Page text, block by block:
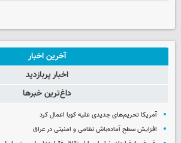
آخرین اخبار
اخبار پربازدید
داغ‌ترین خبرها
آمریکا تحریم‌های جدیدی علیه کوبا اعمال کرد
افزایش سطح آماده‌باش نظامی و امنیتی در عراق